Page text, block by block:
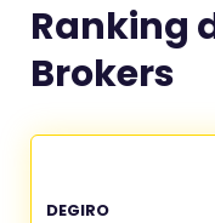
Ranking
Brokers
DEGIRO